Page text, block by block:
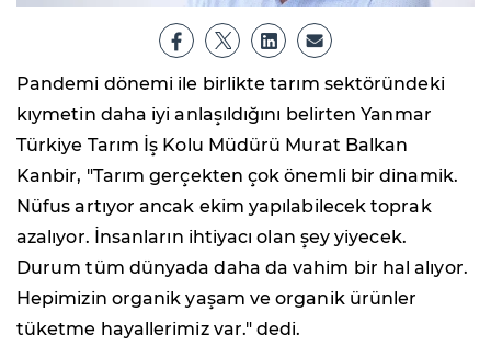
Pandemi dönemi ile birlikte tarım sektöründeki
kıymetin daha iyi anlaşıldığını belirten Yanmar
Türkiye Tarım İş Kolu Müdürü Murat Balkan
Kanbir, "Tarım gerçekten çok önemli bir dinamik.
Nüfus artıyor ancak ekim yapılabilecek toprak
azalıyor. İnsanların ihtiyacı olan şey yiyecek.
Durum tüm dünyada daha da vahim bir hal alıyor.
Hepimizin organik yaşam ve organik ürünler
tüketme hayallerimiz var." dedi.